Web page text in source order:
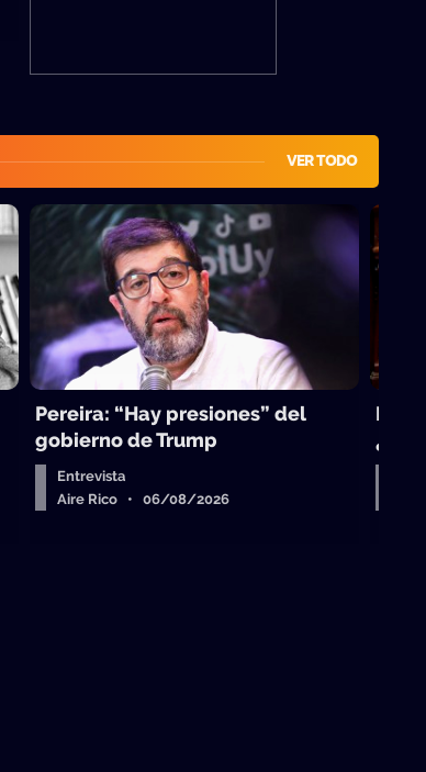
VER TODO
Pereira: “Hay presiones” del
gobierno de Trump
Entrevista
Aire Rico • 06/08/2026
La